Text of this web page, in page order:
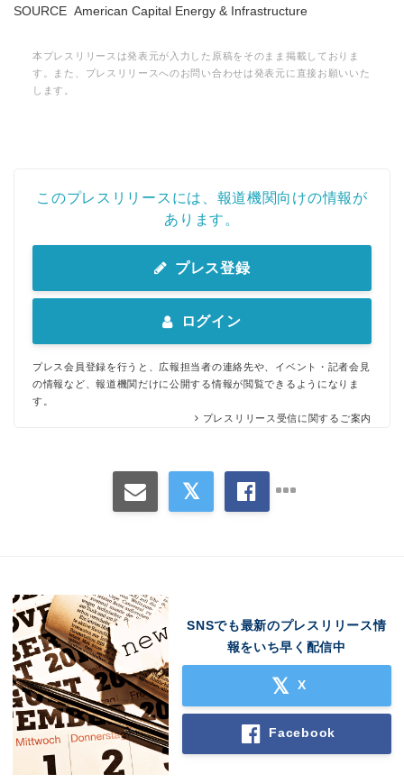
SOURCE American Capital Energy & Infrastructure
本プレスリリースは発表元が入力した原稿をそのまま掲載しておりま
す。また、プレスリリースへのお問い合わせは発表元に直接お願いいた
します。
このプレスリリースには、報道機関向けの情報が
あります。
プレス登録
ログイン
プレス会員登録を行うと、広報担当者の連絡先や、イベント・記者会見
の情報など、報道機関だけに公開する情報が閲覧できるようになりま
す。
プレスリリース受信に関するご案内
SNSでも最新のプレスリリース情
報をいち早く配信中
X
Facebook